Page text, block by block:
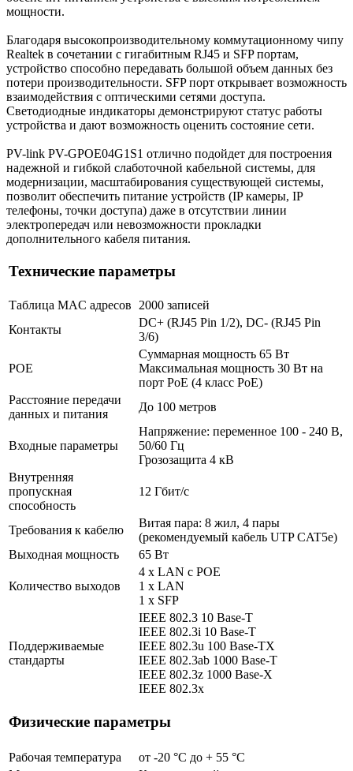
мощности.
Благодаря высокопроизводительному коммутационному чипу
Realtek в сочетании с гигабитным RJ45 и SFP портам,
устройство способно передавать большой объем данных без
потери производительности. SFP порт открывает возможность
взаимодействия с оптическими сетями доступа.
Светодиодные индикаторы демонстрируют статус работы
устройства и дают возможность оценить состояние сети.
PV-link PV-GPOE04G1S1 отлично подойдет для построения
надежной и гибкой слаботочной кабельной системы, для
модернизации, масштабирования существующей системы,
позволит обеспечить питание устройств (IP камеры, IP
телефоны, точки доступа) даже в отсутствии линии
электропередач или невозможности прокладки
дополнительного кабеля питания.
Технические параметры
Таблица MAC адресов
2000 записей
Контакты
DC+ (RJ45 Pin 1/2), DC- (RJ45 Pin
3/6)
POE
Суммарная мощность 65 Вт
Максимальная мощность 30 Вт на
порт PoE (4 класс PoE)
Расстояние передачи
данных и питания
До 100 метров
Входные параметры
Напряжение: переменное 100 - 240 В,
50/60 Гц
Грозозащита 4 кВ
Внутренняя
пропускная
способность
12 Гбит/с
Требования к кабелю
Витая пара: 8 жил, 4 пары
(рекомендуемый кабель UTP CAT5e)
Выходная мощность
65 Вт
Количество выходов
4 х LAN с POE
1 x LAN
1 x SFP
Поддерживаемые
стандарты
IEEE 802.3 10 Base-T
IEEE 802.3i 10 Base-T
IEEE 802.3u 100 Base-TX
IEEE 802.3ab 1000 Base-T
IEEE 802.3z 1000 Base-X
IEEE 802.3x
Физические параметры
Рабочая температура
от -20 °С до + 55 °C